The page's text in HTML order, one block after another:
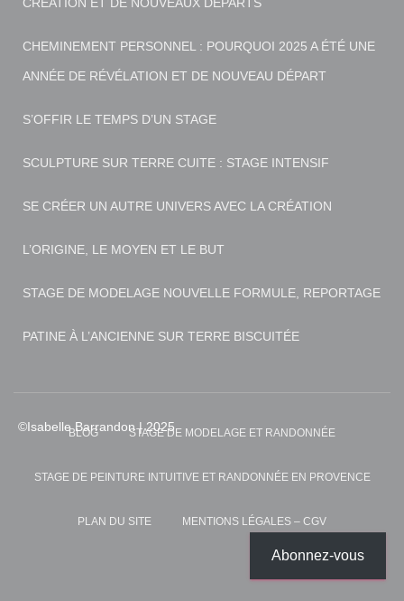
CRÉATION ET DE NOUVEAUX DÉPARTS
CHEMINEMENT PERSONNEL : POURQUOI 2025 A ÉTÉ UNE
ANNÉE DE RÉVÉLATION ET DE NOUVEAU DÉPART
S’OFFIR LE TEMPS D’UN STAGE
SCULPTURE SUR TERRE CUITE : STAGE INTENSIF
SE CRÉER UN AUTRE UNIVERS AVEC LA CRÉATION
L’ORIGINE, LE MOYEN ET LE BUT
STAGE DE MODELAGE NOUVELLE FORMULE, REPORTAGE
PATINE À L’ANCIENNE SUR TERRE BISCUITÉE
BLOG STAGE DE MODELAGE ET RANDONNÉE
STAGE DE PEINTURE INTUITIVE ET RANDONNÉE EN PROVENCE
PLAN DU SITE MENTIONS LÉGALES – CGV
Abonnez-vous